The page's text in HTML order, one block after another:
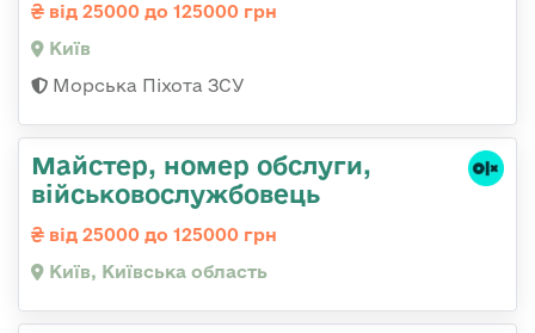
від 25000 до 125000 грн
Київ
Морська Піхота ЗСУ
Майстер, номер обслуги,
військовослужбовець
від 25000 до 125000 грн
Київ, Київська область